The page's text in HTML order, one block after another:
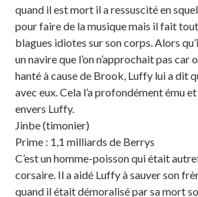
quand il est mort il a ressuscité en
pour faire de la musique mais il fait
blagues idiotes sur son corps. Alors
un navire que l’on n’approchait pas car
hanté à cause de Brook, Luffy lui a dit
avec eux. Cela l’a profondément ému
envers Luffy.
Jinbe (timonier)
Prime : 1,1 milliards de Berrys
C’est un homme-poisson qui était
corsaire. Il a aidé Luffy à sauver son
quand il était démoralisé par sa mort